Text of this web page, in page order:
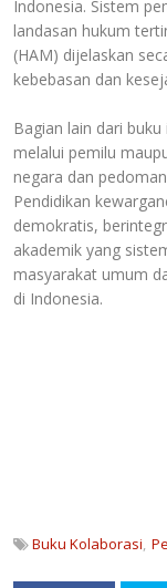
Indonesia. Sistem
landasan hukum
(HAM) dijelaskan
kebebasan dan
Bagian lain dari
melalui pemilu
negara dan
Pendidikan
demokratis,
akademik yang
masyarakat umum
di Indonesia.
Buku Kolaborasi